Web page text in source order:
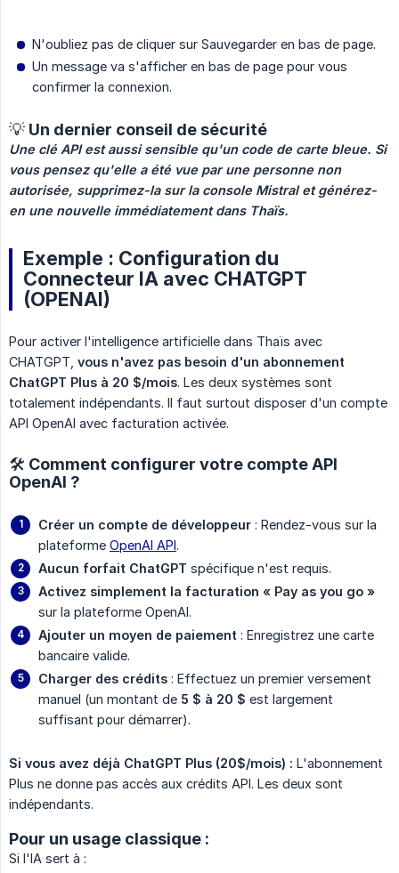
N'oubliez pas de cliquer sur Sauvegarder en bas de page.
Un message va s'afficher en bas de page pour vous
confirmer la connexion.
💡 Un dernier conseil de sécurité
Une clé API est aussi sensible qu'un code de carte bleue. Si
vous pensez qu'elle a été vue par une personne non
autorisée, supprimez-la sur la console Mistral et générez-
en une nouvelle immédiatement dans Thaïs.
Exemple : Configuration du
Connecteur IA avec CHATGPT
(OPENAI)
Pour activer l'intelligence artificielle dans Thaïs avec
CHATGPT, vous n'avez pas besoin d'un abonnement
ChatGPT Plus à 20 $/mois. Les deux systèmes sont
totalement indépendants. Il faut surtout disposer d'un compte
API OpenAI avec facturation activée.
🛠️ Comment configurer votre compte API
OpenAI ?
Créer un compte de développeur : Rendez-vous sur la
plateforme OpenAI API.
Aucun forfait ChatGPT spécifique n'est requis.
Activez simplement la facturation « Pay as you go »
sur la plateforme OpenAI.
Ajouter un moyen de paiement : Enregistrez une carte
bancaire valide.
Charger des crédits : Effectuez un premier versement
manuel (un montant de 5 $ à 20 $ est largement
suffisant pour démarrer).
Si vous avez déjà ChatGPT Plus (20$/mois) : L'abonnement
Plus ne donne pas accès aux crédits API. Les deux sont
indépendants.
Pour un usage classique :
Si l'IA sert à :